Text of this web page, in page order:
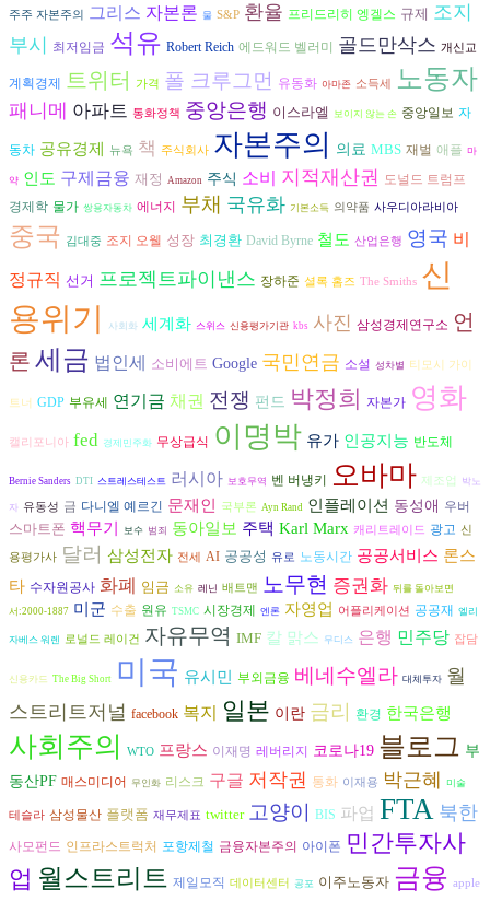
주주 자본주의 그리스 자본론 물 S&P 환율 프리드리히 엥겔스 규제 조지
부시
최저임금 석유 Robert Reich 에드워드 벨러미 골드만삭스 개신교
계획경제 트위터 가격 폴 크루그먼 유동화 아마존 소득세 노동자
패니메 아파트 통화정책 중앙은행 이스라엘 보이지 않는 손 중앙일보 자
동차 공유경제 뉴욕 책 주식회사 자본주의 의료 MBS 재벌 애플 마
약 인도 구제금융 재정 Amazon 주식 소비 지적재산권 도널드 트럼프
경제학 물가 쌍용자동차 에너지 부채 국유화 기본소득 의약품 사우디아라비아
중국 김대중 조지 오웰 성장 최경환 David Byrne 철도 산업은행 영국 비
정규직 선거 프로젝트파이낸스 장하준 셜록 홈즈 The Smiths 신
용위기
사회화 세계화 스위스 신용평가기관 kbs 사진 삼성경제연구소 언
론 세금 법인세 소비에트 Google 국민연금 소설 성차별 티모시 가이
트너 GDP 부유세 연기금 채권 전쟁 펀드 박정희 자본가 영화
캘리포니아 fed 경제민주화 무상급식 이명박 유가 인공지능 반도체
Bernie Sanders DTI 스트레스테스트 러시아 보호무역 벤 버냉키 오바마 제조업 박노
자 유동성 금 다니엘 예르긴 문재인 국부론 Ayn Rand 인플레이션 동성애 우버
스마트폰 핵무기 보수 범죄 동아일보 주택 Karl Marx 캐리트레이드 광고 신
용평가사 달러 삼성전자 전세 AI 공공성 유로 노동시간 공공서비스 론스
타 수자원공사 화폐 임금 소유 레닌 배트맨 노무현 증권화 뒤를 돌아보면
서:2000-1887 미군 수출 원유 TSMC 시장경제 엔론 자영업 어플리케이션 공공재 엘리
자베스 워렌 로널드 레이건 자유무역 IMF 칼 맑스 무디스 은행 민주당 잡담
신용카드 The Big Short 미국 유시민 부외금융 베네수엘라 대체투자 월
스트리트저널 facebook 복지 일본 이란 금리 환경 한국은행
사회주의 WTO 프랑스 이재명 레버리지 코로나19 블로그 부
동산PF 매스미디어 무인화 리스크 구글 저작권 통화 이재용 박근혜 미술
테슬라 삼성물산 플랫폼 재무제표 twitter 고양이 BIS 파업 FTA 북한
사모펀드 인프라스트럭처 포항제철 금융자본주의 아이폰 민간투자사
업 월스트리트 제일모직 데이터센터 공포 이주노동자 금융 apple